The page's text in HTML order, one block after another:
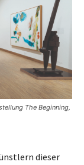
The Beginning,
dieser